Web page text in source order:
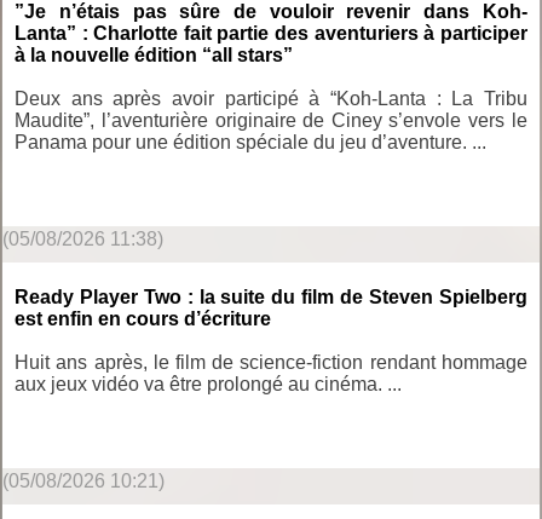
”Je n’étais pas sûre de vouloir revenir dans Koh-
Lanta” : Charlotte fait partie des aventuriers à participer
à la nouvelle édition “all stars”
Deux ans après avoir participé à “Koh-Lanta : La Tribu
Maudite”, l’aventurière originaire de Ciney s’envole vers le
Panama pour une édition spéciale du jeu d’aventure. ...
(05/08/2026 11:38)
Ready Player Two : la suite du film de Steven Spielberg
est enfin en cours d’écriture
Huit ans après, le film de science-fiction rendant hommage
aux jeux vidéo va être prolongé au cinéma. ...
(05/08/2026 10:21)